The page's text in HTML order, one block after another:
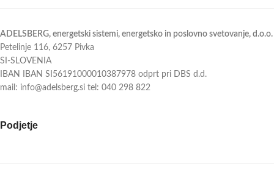
ADELSBERG, energetski sistemi, energetsko in poslovno svetovanje, d.o.o.
Petelinje 116, 6257 Pivka
SI-SLOVENIA
IBAN IBAN SI56191000010387978 odprt pri DBS d.d.
mail: info@adelsberg.si tel: 040 298 822
Podjetje